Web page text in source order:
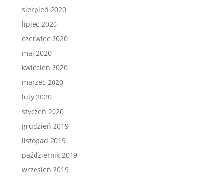
sierpień 2020
lipiec 2020
czerwiec 2020
maj 2020
kwiecień 2020
marzec 2020
luty 2020
styczeń 2020
grudzień 2019
listopad 2019
październik 2019
wrzesień 2019